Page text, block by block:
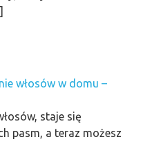
włosów w domu –
staje się
pasm, a teraz możesz